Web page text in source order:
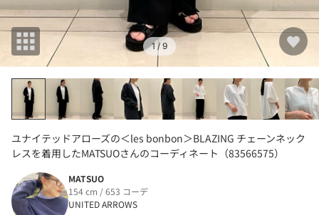
1 / 9
ユナイテッドアローズの＜les bonbon＞BLAZING チェーンネック
レスを着用したMATSUOさんのコーディネート（83566575）
MATSUO
154 cm / 653 コーデ
UNITED ARROWS